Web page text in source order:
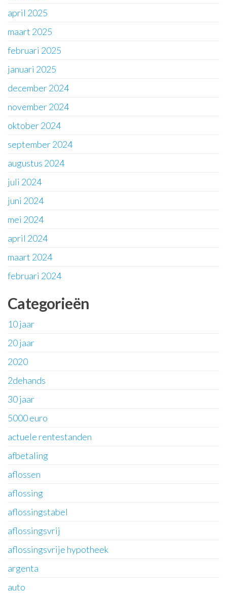
april 2025
maart 2025
februari 2025
januari 2025
december 2024
november 2024
oktober 2024
september 2024
augustus 2024
juli 2024
juni 2024
mei 2024
april 2024
maart 2024
februari 2024
Categorieën
10 jaar
20 jaar
2020
2dehands
30 jaar
5000 euro
actuele rentestanden
afbetaling
aflossen
aflossing
aflossingstabel
aflossingsvrij
aflossingsvrije hypotheek
argenta
auto